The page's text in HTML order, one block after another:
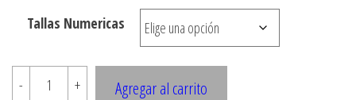
$7.900
Tallas Numericas
-
2447
+ Agregar al carrito